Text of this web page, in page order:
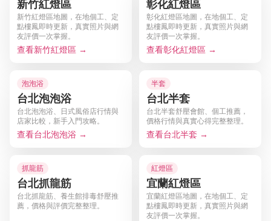
新竹紅燈區
新竹紅燈區地圖，在地個工、定
點樓鳳即時更新，真實照片與網
友評價一次掌握。
查看新竹紅燈區 →
彰化紅燈區
彰化紅燈區地圖，在地個工、定
點樓鳳即時更新，真實照片與網
友評價一次掌握。
查看彰化紅燈區 →
泡泡浴
台北泡泡浴
台北泡泡浴、日式風俗店行情與
店家比較，新手入門攻略。
查看台北泡泡浴 →
半套
台北半套
台北半套舒壓會館、個工推薦，
價格行情與真實心得完整整理。
查看台北半套 →
抓龍筋
台北抓龍筋
台北抓龍筋、養生館排毒舒壓推
薦，價格與評價完整整理。
紅燈區
宜蘭紅燈區
宜蘭紅燈區地圖，在地個工、定
點樓鳳即時更新，真實照片與網
友評價一次掌握。